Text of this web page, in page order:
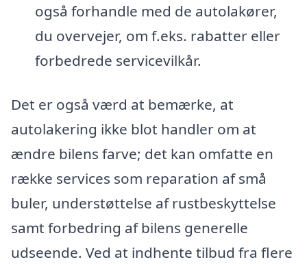
også forhandle med de autolakører,
du overvejer, om f.eks. rabatter eller
forbedrede servicevilkår.
Det er også værd at bemærke, at
autolakering ikke blot handler om at
ændre bilens farve; det kan omfatte en
række services som reparation af små
buler, understøttelse af rustbeskyttelse
samt forbedring af bilens generelle
udseende. Ved at indhente tilbud fra flere